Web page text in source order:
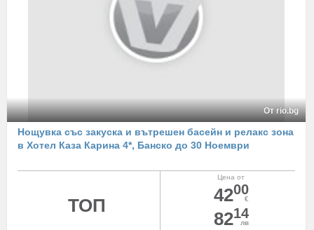
От rio.bg
Нощувка със закуска и вътрешен басейн и релакс зона
в Хотел Каза Карина 4*, Банско до 30 Ноември
Цена от
4200
€
8214
лв
ТОП